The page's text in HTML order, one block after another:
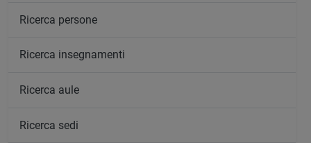
Ricerca persone
Ricerca insegnamenti
Ricerca aule
Ricerca sedi